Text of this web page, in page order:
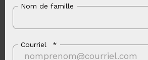
Nom de famille
Courriel *